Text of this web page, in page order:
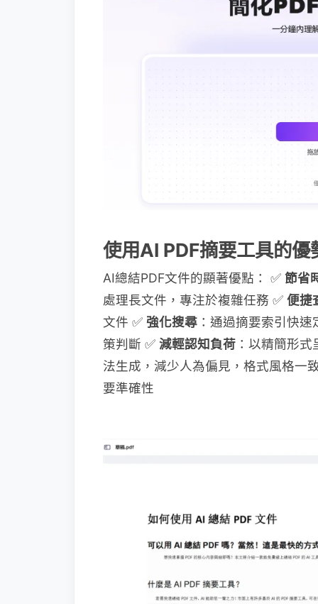
使用AI PDF摘要工具的優
AI總結PDF文件的顯著優點： ✅ ​ 節省
處理長文件，專注於複雜任務 ✅ ​ 便捷
文件 ✅ ​ ​強化搜尋​ ：通過摘要索引快速
策判斷 ✅ ​ ​減輕認知負荷​ ：以精簡形
法生成，減少人為偏見，格式風格一
要準確性